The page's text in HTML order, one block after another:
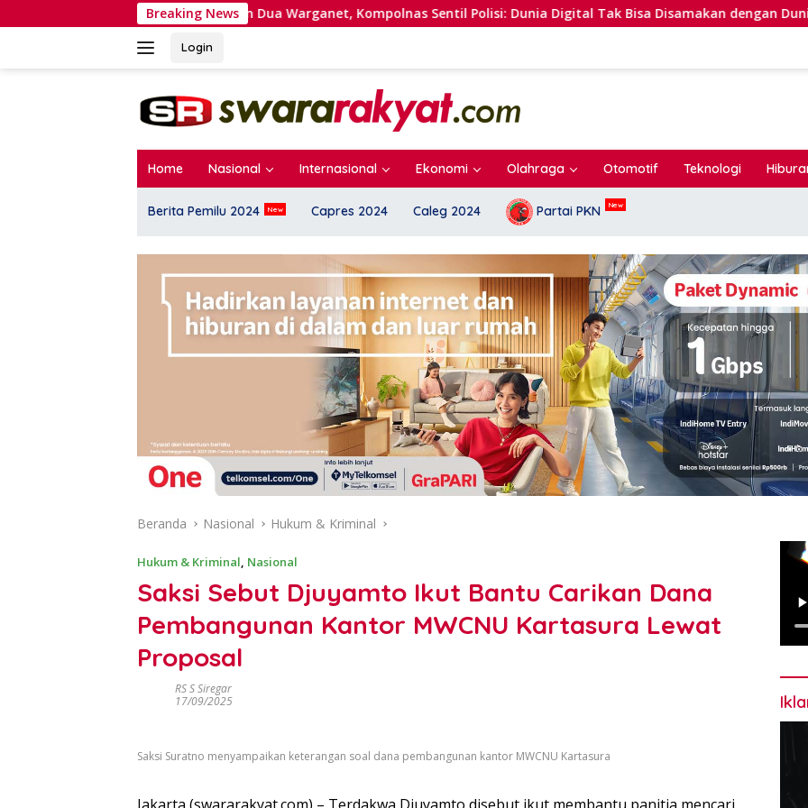
ke
Breaking News
Heboh Penangkapan Dua Warganet, Kompolnas Sentil Polisi: Dunia Digital Tak Bisa Disamakan dengan Dunia Nyata
Login
Home Nasional Internasional Ekonomi Olahraga Otomotif Teknologi
Berita Pemilu 2024 Capres 2024 Caleg 2024 Partai PKN
Beranda Nasional Hukum & Kriminal
Hukum & Kriminal, Nasional
Saksi Sebut Djuyamto Ikut Bantu Carikan Dana
Pembangunan Kantor MWCNU Kartasura Lewat
Proposal
RS S Siregar
17/09/2025
Saksi Suratno menyampaikan keterangan soal dana pembangunan kantor MWCNU Kartasura